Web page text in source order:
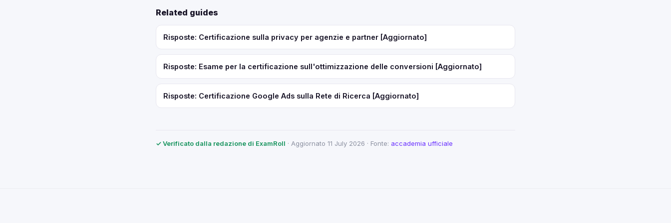
Related guides
Risposte: Certificazione sulla privacy per agenzie e partner [Aggiornato]
Risposte: Esame per la certificazione sull'ottimizzazione delle conversioni [Aggiornato]
Risposte: Certificazione Google Ads sulla Rete di Ricerca [Aggiornato]
✓ Verificato dalla redazione di ExamRoll · Aggiornato 11 July 2026 · Fonte: accademia ufficiale